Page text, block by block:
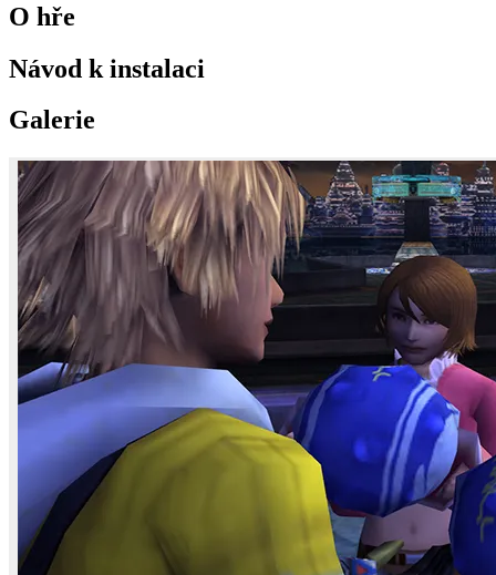
O hře
Návod k instalaci
Galerie